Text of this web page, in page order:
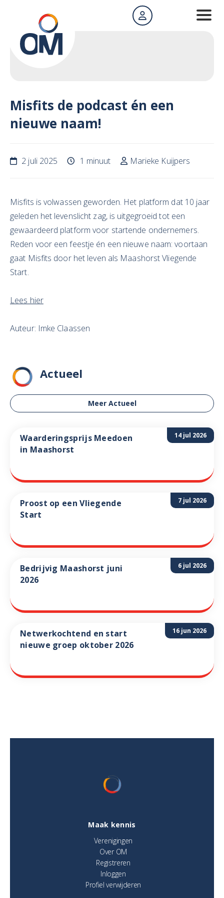
Misfits de podcast én een
nieuwe naam!
2 juli 2025 1 minuut Marieke Kuijpers
Misfits is volwassen geworden. Het platform dat 10 jaar
geleden het levenslicht zag, is uitgegroeid tot een
gewaardeerd platform voor startende ondernemers.
Reden voor een feestje én een nieuwe naam: voortaan
gaat Misfits door het leven als Maashorst Vliegende
Start.
Lees hier
Auteur: Imke Claassen
Actueel
Meer Actueel
14 jul 2026
Waarderingsprijs Meedoen
in Maashorst
7 jul 2026
Proost op een Vliegende
Start
6 jul 2026
Bedrijvig Maashorst juni
2026
16 jun 2026
Netwerkochtend en start
nieuwe groep oktober 2026
Maak kennis
Verenigingen
Over OM
Registreren
Inloggen
Profiel verwijderen